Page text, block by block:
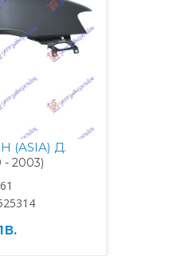
(ASIA) Д.
- 2003)